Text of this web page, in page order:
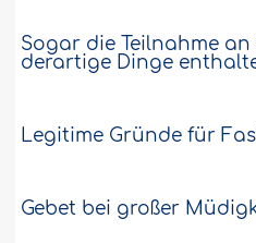
Sogar die Teilnahme an
derartige Dinge
Legitime Gründe für
Gebet bei großer